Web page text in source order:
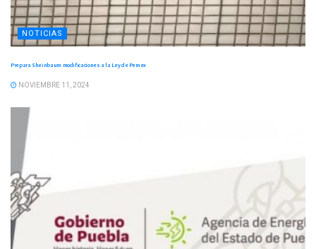
NOTICIAS
Prepara Sheinbaum modificaciones a la Ley de Pemex
NOVIEMBRE 11, 2024